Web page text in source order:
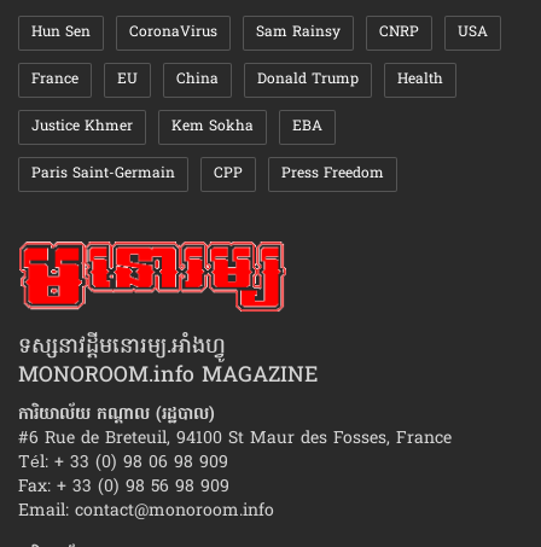
Hun Sen CoronaVirus Sam Rainsy CNRP USA
France EU China Donald Trump Health
Justice Khmer Kem Sokha EBA
Paris Saint-Germain CPP Press Freedom
ទស្សនាវដ្ដីមនោរម្យ.អាំងហ្វូ
MONOROOM.info MAGAZINE
ការិយាល័យ កណ្ដាល (រដ្ឋបាល)
#6 Rue de Breteuil, 94100 St Maur des Fosses, France
Tél: + 33 (0) 98 06 98 909
Fax: + 33 (0) 98 56 98 909
Email: contact@monoroom.info